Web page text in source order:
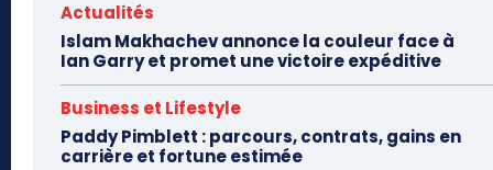
Actualités
Islam Makhachev annonce la couleur face à
Ian Garry et promet une victoire expéditive
Business et Lifestyle
Paddy Pimblett : parcours, contrats, gains en
carrière et fortune estimée